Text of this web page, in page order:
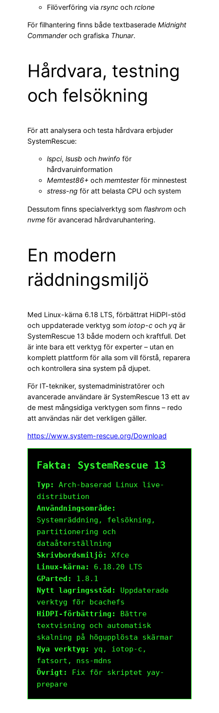
Filöverföring via rsync och rclone
För filhantering finns både textbaserade Midnight
Commanderoch grafiska Thunar.
Hårdvara, testning
och felsökning
För att analysera och testa hårdvara erbjuder
SystemRescue:
lspci, lsusb och hwinfo för
hårdvaruinformation
Memtest86+ och memtesterför minnestest
stress-ng för att belasta CPU och system
Dessutom finns specialverktyg som flashrom och
nvme för avancerad hårdvaruhantering.
En modern
räddningsmiljö
Med Linux-kärna 6.18 LTS, förbättrat HiDPI-stöd
och uppdaterade verktyg som iotop-c och yq är
SystemRescue 13 både modern och kraftfull. Det
är inte bara ett verktyg för experter – utan en
komplett plattform för alla som vill förstå, reparera
och kontrollera sina system på djupet.
För IT-tekniker, systemadministratörer och
avancerade användare är SystemRescue 13 ett av
de mest mångsidiga verktygen som finns – redo
att användas när det verkligen gäller.
https://www.system-rescue.org/Download
Fakta: SystemRescue 13
Typ:
Arch-baserad Linux live-
distribution
Användningsområde:
Systemräddning, felsökning,
partitionering och
dataåterställning
Skrivbordsmiljö:
Xfce
Linux-kärna:
6.18.20 LTS
GParted:
1.8.1
Nytt lagringsstöd:
Uppdaterade
verktyg för bcachefs
HiDPI-förbättring:
Bättre
textvisning och automatisk
skalning på högupplösta skärmar
Nya verktyg:
yq, iotop-c,
fatsort, nss-mdns
Övrigt:
Fix för skriptet yay-
prepare